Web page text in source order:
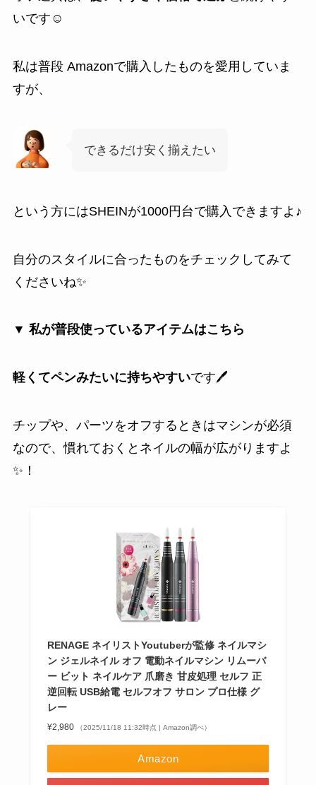
いです☺️
私は普段 Amazonで購入したものを愛用していま
すが、
できるだけ安く揃えたい
という方にはSHEINが1000円台で購入できますよ♪
自分のスタイルに合ったものをチェックしてみて
くださいね✨
▼ 私が普段使っているアイテムはこちら
軽くてペンみたいに持ちやすいです🖊️
チップや、パーツをオフするときはマシンが必須
なので、慣れておくとネイルの幅が広がりますよ
✨️！
RENAGE ネイリストYoutuberが監修 ネイルマシ
ン ジェルネイル オフ 電動ネイルマシン リムーバ
ー ビット ネイルケア 爪磨き 甘皮処理 セルフ 正
逆回転 USB給電 セルフオフ サロン プロ仕様 グ
レー
¥2,980 （2025/11/18 11:32時点 | Amazon調べ）
Amazon